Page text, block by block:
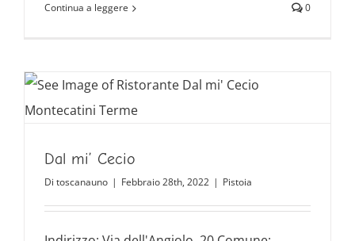
Continua a leggere 0
Dal mi’ Cecio
Di toscanauno | Febbraio 28th, 2022 | Pistoia